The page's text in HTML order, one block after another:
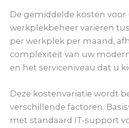
De gemiddelde kosten voor
werkplekbeheer variëren
per werkplek per maand,
complexiteit van uw
en het serviceniveau dat u
Deze kostenvariatie wordt
verschillende factoren.
met standaard IT-support